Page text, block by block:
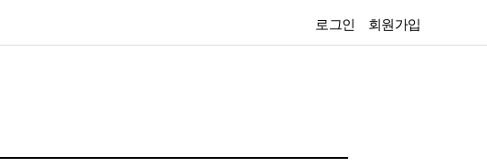
로그인 회원가입